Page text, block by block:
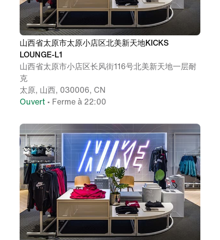
山西省太原市太原小店区北美新天地KICKS
LOUNGE-L1
山西省太原市小店区长风街116号北美新天地一层耐
克
太原, 山西, 030006, CN
Ouvert • Ferme à 22:00